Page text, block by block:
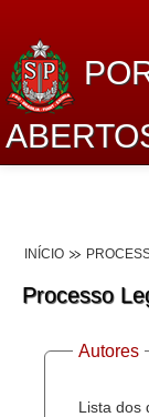
Lei de Acesso
Dados
Planejamento
INÍCIO
Processo
Autores
Lista dos